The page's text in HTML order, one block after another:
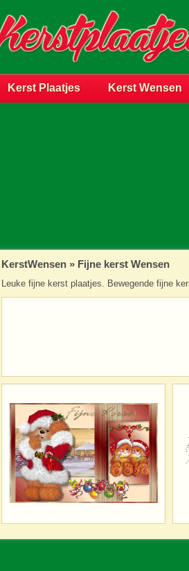
Kerst Plaatjes Kerst Wensen
KerstWensen » Fijne kerst Wensen
Leuke fijne kerst plaatjes. Bewegende fijne